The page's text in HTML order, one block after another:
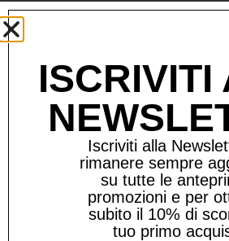
Funziona con batterie 1 AA
Prodotti
ISCRIVITI
Iscriviti alla
rimanere sempre
su tutte le
promozioni e per
subito il 10% di
tuo primo